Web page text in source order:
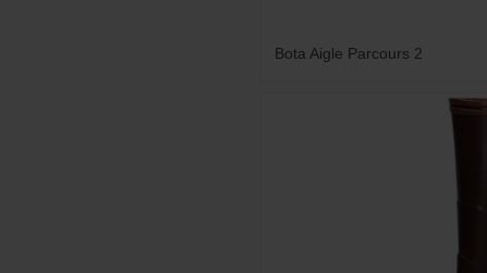
Bota Aigle Parcours 2